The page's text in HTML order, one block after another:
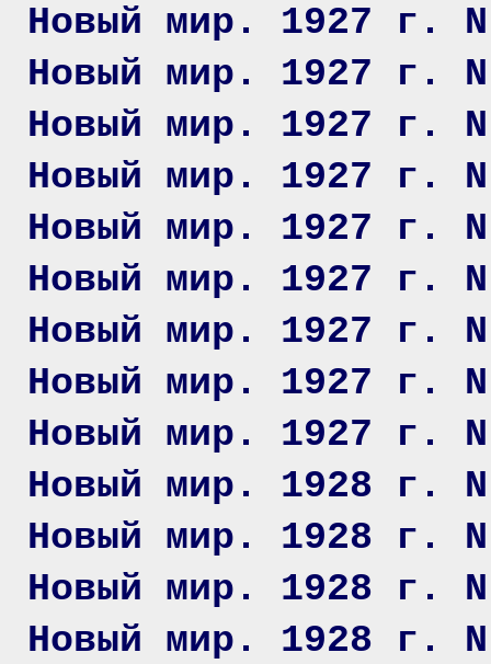
Новый мир. 1927 г.
Новый мир. 1927 г.
Новый мир. 1927 г.
Новый мир. 1927 г.
Новый мир. 1927 г.
Новый мир. 1927 г.
Новый мир. 1927 г.
Новый мир. 1927 г.
Новый мир. 1927 г.
Новый мир. 1928 г.
Новый мир. 1928 г.
Новый мир. 1928 г.
Новый мир. 1928 г.